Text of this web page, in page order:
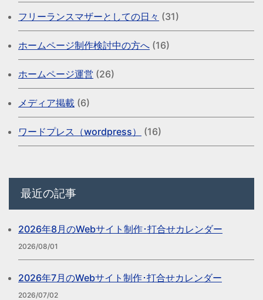
フリーランスマザーとしての日々 (31)
ホームページ制作検討中の方へ (16)
ホームページ運営 (26)
メディア掲載 (6)
ワードプレス（wordpress） (16)
最近の記事
2026年8月のWebサイト制作･打合せカレンダー
2026/08/01
2026年7月のWebサイト制作･打合せカレンダー
2026/07/02